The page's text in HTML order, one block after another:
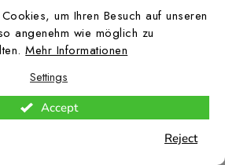
um Ihren Besuch auf unseren
angenehm wie möglich zu
Mehr Informationen
Settings
Reject
Accept